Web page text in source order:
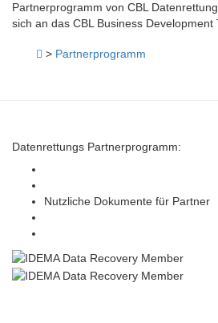
Partnerprogramm von CBL
sich an das CBL Business Development
> Partnerprogramm
Datenrettungs Partnerprogramm:
Nutzliche Dokumente für Partner